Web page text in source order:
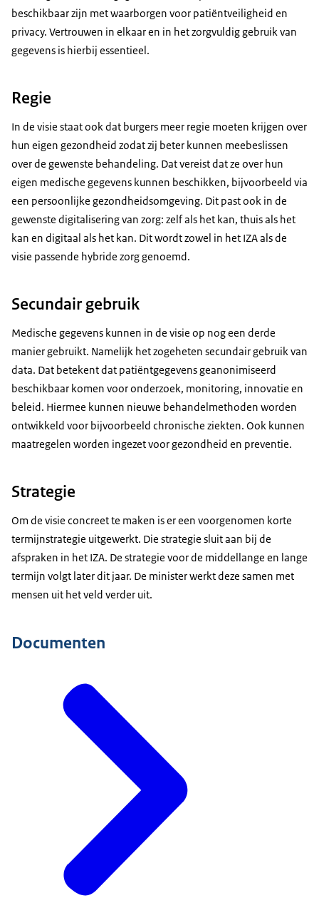
beschikbaar zijn met waarborgen voor patiëntveiligheid en
privacy. Vertrouwen in elkaar en in het zorgvuldig gebruik van
gegevens is hierbij essentieel.
Regie
In de visie staat ook dat burgers meer regie moeten krijgen over
hun eigen gezondheid zodat zij beter kunnen meebeslissen
over de gewenste behandeling. Dat vereist dat ze over hun
eigen medische gegevens kunnen beschikken, bijvoorbeeld via
een persoonlijke gezondheidsomgeving. Dit past ook in de
gewenste digitalisering van zorg: zelf als het kan, thuis als het
kan en digitaal als het kan. Dit wordt zowel in het IZA als de
visie passende hybride zorg genoemd.
Secundair gebruik
Medische gegevens kunnen in de visie op nog een derde
manier gebruikt. Namelijk het zogeheten secundair gebruik van
data. Dat betekent dat patiëntgegevens geanonimiseerd
beschikbaar komen voor onderzoek, monitoring, innovatie en
beleid. Hiermee kunnen nieuwe behandelmethoden worden
ontwikkeld voor bijvoorbeeld chronische ziekten. Ook kunnen
maatregelen worden ingezet voor gezondheid en preventie.
Strategie
Om de visie concreet te maken is er een voorgenomen korte
termijnstrategie uitgewerkt. Die strategie sluit aan bij de
afspraken in het IZA. De strategie voor de middellange en lange
termijn volgt later dit jaar. De minister werkt deze samen met
mensen uit het veld verder uit.
Documenten